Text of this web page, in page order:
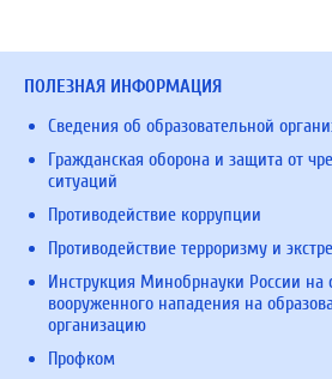
ПОЛЕЗНАЯ ИНФОРМАЦИЯ
Сведения об образовательной
Гражданская оборона и защита от
ситуаций
Противодействие коррупции
Противодействие терроризму и
Инструкция Минобрнауки России на
вооруженного нападения на
организацию
Профком